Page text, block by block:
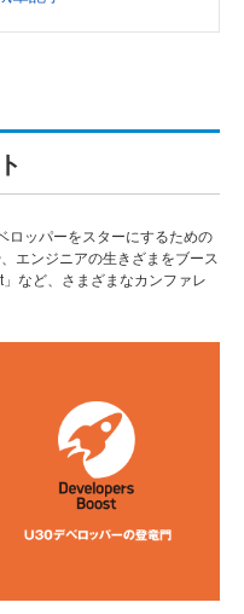
ロッパーをスターにするための
エンジニアの生きざまをブース
など、さまざまなカンファレ